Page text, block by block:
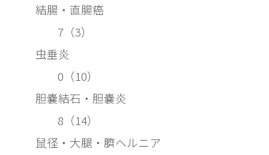
結腸・直腸癌
7（3）
虫垂炎
0（10）
胆嚢結石・胆嚢炎
8（14）
鼠径・大腿・臍ヘルニア